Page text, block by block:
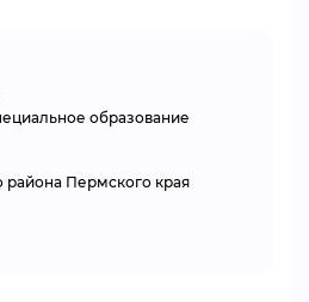
образование
Пермского края